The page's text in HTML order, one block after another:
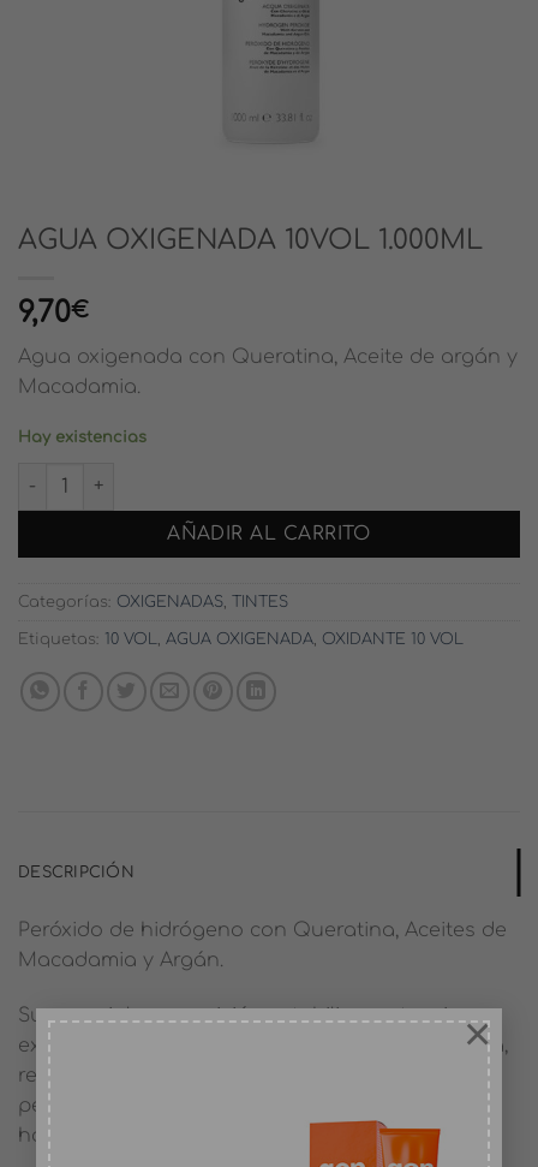
×
AGUA OXIGENADA 10VOL 1.000ML
9,70€
Agua oxigenada con Queratina, Aceite de argán y
Macadamia.
Hay existencias
AGUA OXIGENADA 10VOL 1.000ML cantidad
AÑADIR AL CARRITO
Categorías: OXIGENADAS TINTES
Etiquetas: 10 VOL AGUA OXIGENADA OXIDANTE 10 VOL
DESCRIPCIÓN
Peróxido de hidrógeno con Queratina, Aceites de
Macadamia y Argán.
Su especial composición estabiliza, potencia
exponencialmente las propiedades de cobertura,
reestructuración y luminosidad de Genus Color,
permitiendo una aplicación mas fácil y
homogénea.